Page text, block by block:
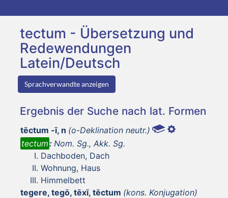
tectum - Übersetzung und
Redewendungen
Latein/Deutsch
Sprachverwandte anzeigen
Ergebnis der Suche nach lat. Formen
tēctum -ī, n (o-Deklination neutr.)
tectum: Nom. Sg., Akk. Sg.
Dachboden, Dach
Wohnung, Haus
Himmelbett
tegere, tegō, tēxī, tēctum (kons. Konjugation)